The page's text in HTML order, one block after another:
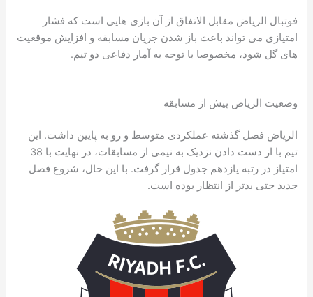
فوتبال الریاض مقابل الاتفاق از آن بازی هایی است که فشار
امتیازی می تواند باعث باز شدن جریان مسابقه و افزایش موقعیت
های گل شود، مخصوصا با توجه به آمار دفاعی دو تیم.
وضعیت الریاض پیش از مسابقه
الریاض فصل گذشته عملکردی متوسط و رو به پایین داشت. این
تیم با از دست دادن نزدیک به نیمی از مسابقات، در نهایت با 38
امتیاز در رتبه یازدهم جدول قرار گرفت. با این حال، شروع فصل
جدید حتی بدتر از انتظار بوده است.